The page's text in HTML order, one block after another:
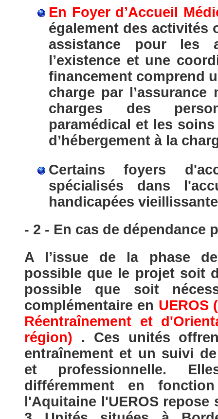
En Foyer d’Accueil
également des activités
assistance pour les
l’existence et une
financement comprend
charge par l’assurance
charges des
paramédical et les
d’hébergement à la
Certains foyers
spécialisés dans
handicapées
- 2 - En cas de dépendance
A l’issue de la phase
possible que le projet soit
possible que soit
complémentaire en UEROS
Réentraînement et
région) . Ces unités
entraînement et un suivi
et professionnelle.
différemment en
l'Aquitaine l'UEROS